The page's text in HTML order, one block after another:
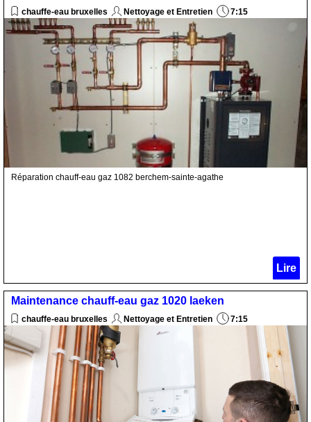
chauffe-eau bruxelles Nettoyage et Entretien 7:15
Réparation chauff-eau gaz 1082 berchem-sainte-agathe
Lire
Maintenance chauff-eau gaz 1020 laeken
chauffe-eau bruxelles Nettoyage et Entretien 7:15